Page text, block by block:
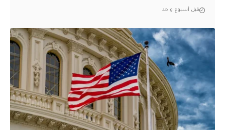
قبل أسبوع واحد